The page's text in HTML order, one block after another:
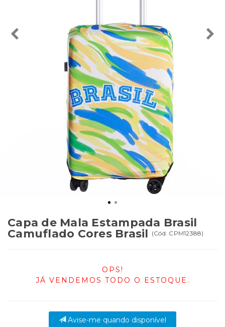
Capa de Mala Estampada Brasil
Camuflado Cores Brasil (Cód. CPM12388)
OPS!
JÁ VENDEMOS TODO O ESTOQUE.
Avise-me quando disponível